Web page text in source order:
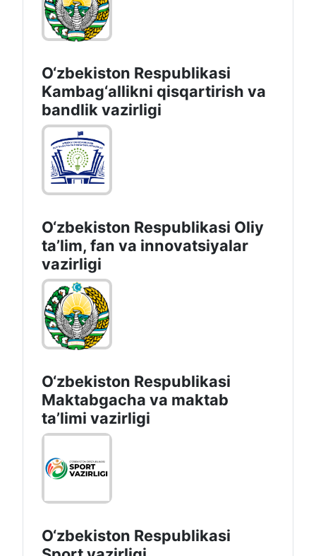
O‘zbekiston Respublikasi
Kambag‘allikni qisqartirish va
bandlik vazirligi
O‘zbekiston Respublikasi Oliy
taʼlim, fan va innovatsiyalar
vazirligi
O‘zbekiston Respublikasi
Maktabgacha va maktab
taʼlimi vazirligi
O‘zbekiston Respublikasi